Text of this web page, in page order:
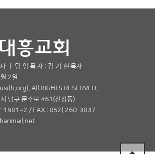
ㅣ 담 임 목 사 : 김 기 현 목사
2일
All RIGHTS RESERVED.
남구 문수로 461(신정동)
1901~2 / FAX : 052) 260-3037